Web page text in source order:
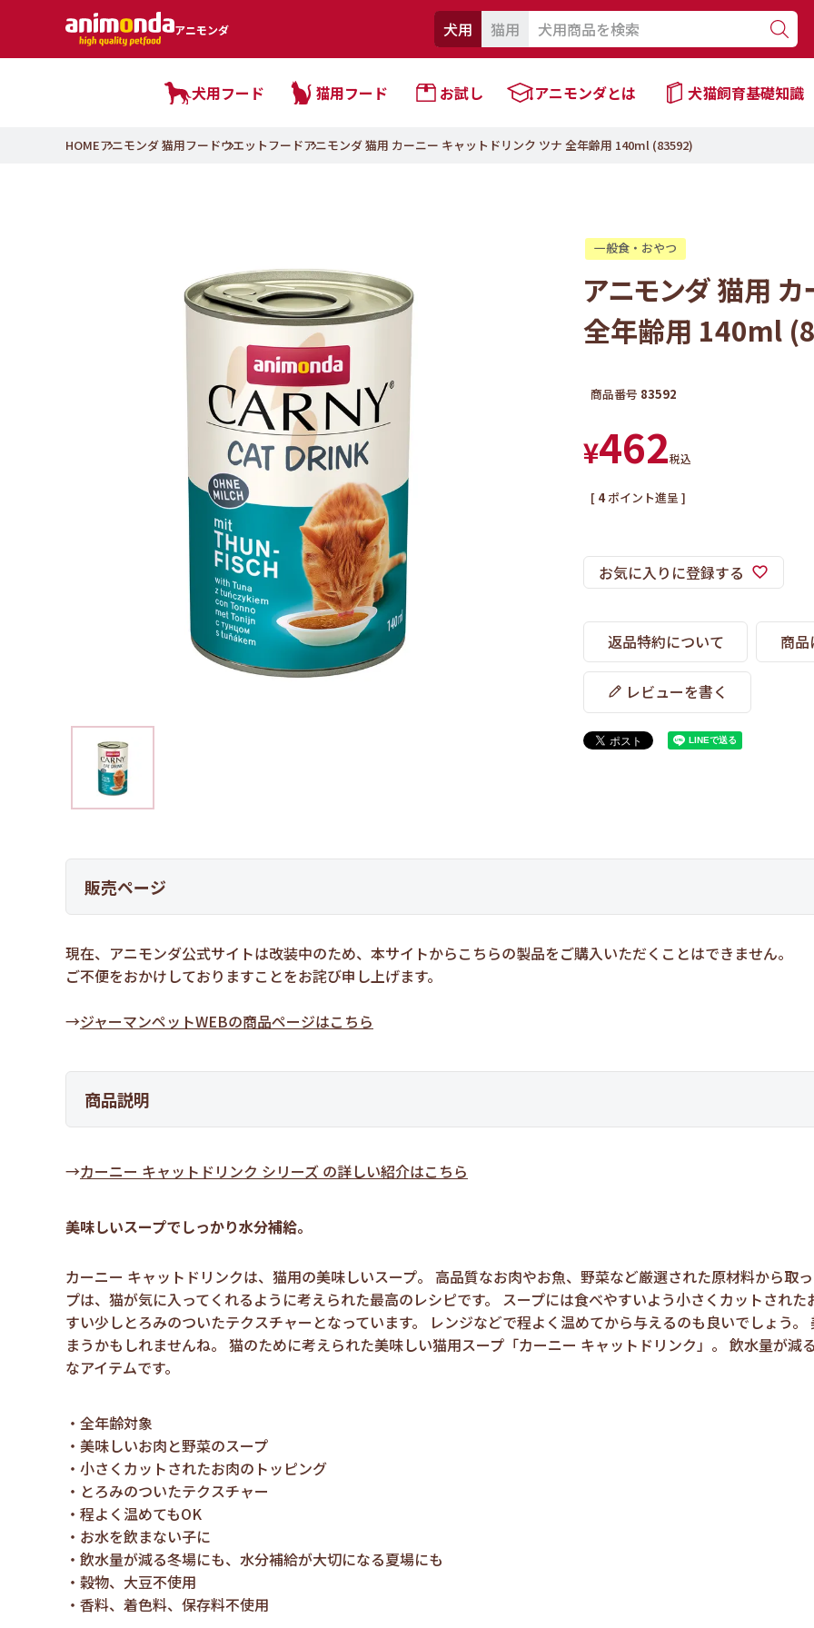
アニモンダ 犬用 猫用
犬用フード 猫用フード お試し アニモンダとは 犬猫飼育基礎知識
HOMEアニモンダ 猫用フードウエットフードアニモンダ 猫用 カーニー キャットドリンク ツナ 全年齢用 140ml (83592)
一般食・おやつ
アニモンダ 猫用 カ
全年齢用 140ml
商品番号 83592
¥462税込
[ 4 ポイント進呈 ]
お気に入りに登録する
返品特約について 商
レビューを書く
販売ページ
現在、アニモンダ公式サイトは改装中のため、本サイトからこちらの製品をご購入いただくことはできません。
ご不便をおかけしておりますことをお詫び申し上げます。
→ジャーマンペットWEBの商品ページはこちら
商品説明
→カーニー キャットドリンク シリーズ の詳しい紹介はこちら
美味しいスープでしっかり水分補給。
カーニー キャットドリンクは、猫用の美味しいスープ。 高品質なお肉やお魚、野菜など厳選された原材料から取
プは、猫が気に入ってくれるように考えられた最高のレシピです。 スープには食べやすいよう小さくカットされ
すい少しとろみのついたテクスチャーとなっています。 レンジなどで程よく温めてから与えるのも良いでしょう
まうかもしれませんね。 猫のために考えられた美味しい猫用スープ「カーニー キャットドリンク」。 飲水量が
なアイテムです。
全年齢対象
美味しいお肉と野菜のスープ
小さくカットされたお肉のトッピング
とろみのついたテクスチャー
程よく温めてもOK
お水を飲まない子に
飲水量が減る冬場にも、水分補給が大切になる夏場にも
穀物、大豆不使用
香料、着色料、保存料不使用